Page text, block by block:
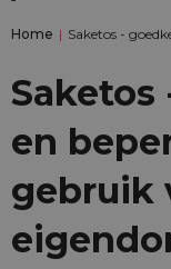
Home | Saketos -
en
gebruik